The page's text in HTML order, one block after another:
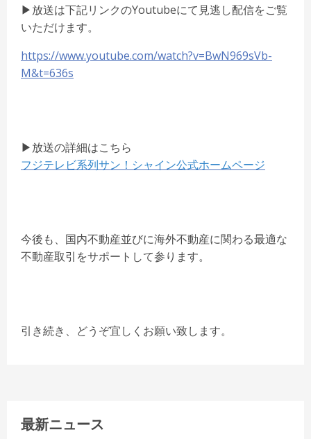
▶︎放送は下記リンクのYoutubeにて見逃し配信をご覧
いただけます。
https://www.youtube.com/watch?v=BwN969sVb-
M&t=636s
▶︎放送の詳細はこちら
フジテレビ系列サン！シャイン公式ホームページ
今後も、国内不動産並びに海外不動産に関わる最適な
不動産取引をサポートして参ります。
引き続き、どうぞ宜しくお願い致します。
最新ニュース